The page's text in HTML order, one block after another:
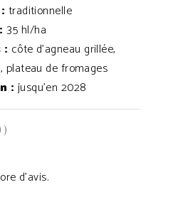
traditionnelle
35 hl/ha
: côte d’agneau grillée,
plateau de fromages
: jusqu’en 2028
d’avis.